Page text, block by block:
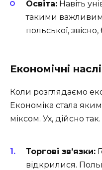
Освіта: Навіть
такими
польської,
Економічні
Коли розглядаємо
Економіка стала
міксом. Ух, дійсно так.
Торгові зв’язки:
відкрилися.